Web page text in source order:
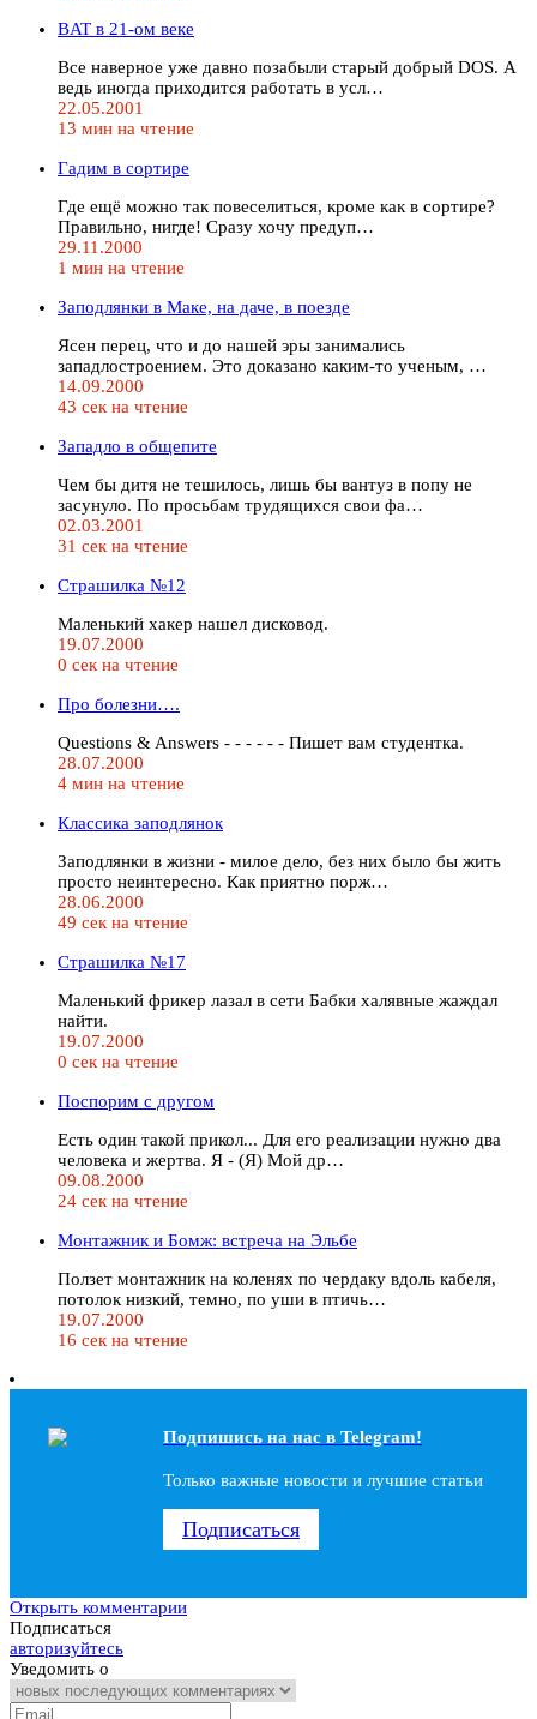
BAT в 21-ом веке
Все наверное уже давно позабыли старый добрый DOS. А
ведь иногда приходится работать в усл…
22.05.2001
13 мин на чтение
Гадим в сортире
Где ещё можно так повеселиться, кроме как в сортире?
Правильно, нигде! Сразу хочу предуп…
29.11.2000
1 мин на чтение
Заподлянки в Маке, на даче, в поезде
Ясен перец, что и до нашей эры занимались
западлостроением. Это доказано каким-то ученым, …
14.09.2000
43 сек на чтение
Западло в общепите
Чем бы дитя не тешилось, лишь бы вантуз в попу не
засунуло. По просьбам трудящихся свои фа…
02.03.2001
31 сек на чтение
Страшилка №12
Маленький хакер нашел дисковод.
19.07.2000
0 сек на чтение
Про болезни….
Questions & Answers - - - - - - Пишет вам студентка.
28.07.2000
4 мин на чтение
Классика заподлянок
Заподлянки в жизни - милое дело, без них было бы жить
просто неинтересно. Как приятно порж…
28.06.2000
49 сек на чтение
Страшилка №17
Маленький фрикер лазал в сети Бабки халявные жаждал
найти.
19.07.2000
0 сек на чтение
Поспорим с другом
Есть один такой прикол... Для его реализации нужно два
человека и жертва. Я - (Я) Мой др…
09.08.2000
24 сек на чтение
Монтажник и Бомж: встреча на Эльбе
Ползет монтажник на коленях по чердаку вдоль кабеля,
потолок низкий, темно, по уши в птичь…
19.07.2000
16 сек на чтение
Подпишись на наc в Telegram!
Только важные новости и лучшие статьи
Подписаться
Открыть комментарии
Подписаться
авторизуйтесь
Уведомить о